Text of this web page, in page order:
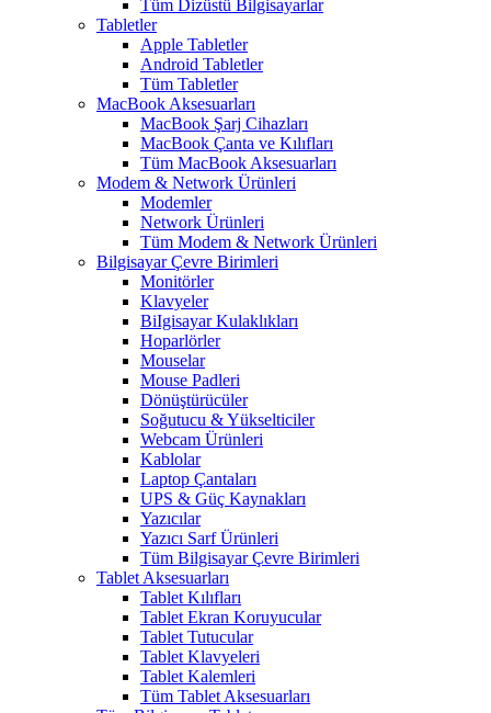
Tüm Dizüstü Bilgisayarlar
Tabletler
Apple Tabletler
Android Tabletler
Tüm Tabletler
MacBook Aksesuarları
MacBook Şarj Cihazları
MacBook Çanta ve Kılıfları
Tüm MacBook Aksesuarları
Modem & Network Ürünleri
Modemler
Network Ürünleri
Tüm Modem & Network Ürünleri
Bilgisayar Çevre Birimleri
Monitörler
Klavyeler
BiIgisayar Kulaklıkları
Hoparlörler
Mouselar
Mouse Padleri
Dönüştürücüler
Soğutucu & Yükselticiler
Webcam Ürünleri
Kablolar
Laptop Çantaları
UPS & Güç Kaynakları
Yazıcılar
Yazıcı Sarf Ürünleri
Tüm Bilgisayar Çevre Birimleri
Tablet Aksesuarları
Tablet Kılıfları
Tablet Ekran Koruyucular
Tablet Tutucular
Tablet Klavyeleri
Tablet Kalemleri
Tüm Tablet Aksesuarları